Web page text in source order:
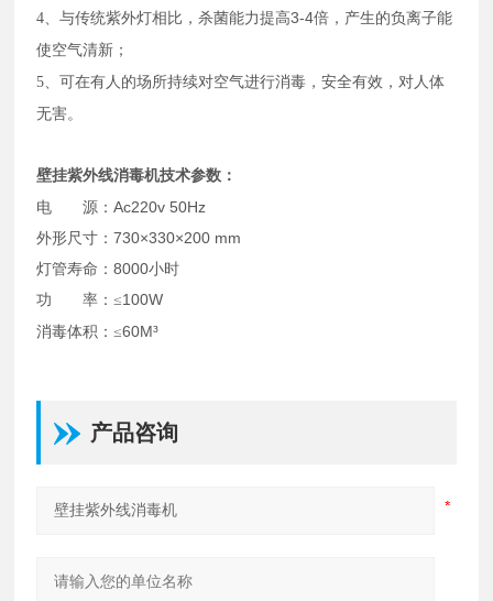
4、与传统紫外灯相比，杀菌能力提高3-4倍 ， 产生的负离子能
使空气清新 ；
5、可在有人的场所持续对空气进行消毒，安全有效，对人体
无害。
壁挂紫外线消毒机技术参数：
电 源：Ac220v 50Hz
外形尺寸：730×330×200 mm
灯管寿命：8000小时
功 率 ：≤100W
消毒体积 ：≤60M³
产品咨询